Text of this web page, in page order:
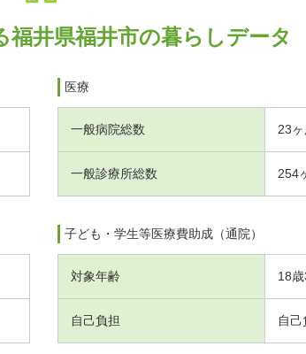
福井県福井市の暮らしデータ
医療
一般病院総数 23
一般診療所総数 254
子ども・学生等医療費助成（通院）
対象年齢 18
自己負担 自己